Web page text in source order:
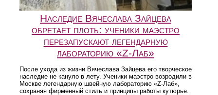
Наследие Вячеслава Зайцева
обретает плоть: ученики маэстро
перезапускают легендарную
лабораторию «Z-Лаб»
После ухода из жизни Вячеслава Зайцева его творческое
наследие не кануло в лету. Ученики маэстро возродили в
Москве легендарную швейную лабораторию «Z-Лаб»,
сохраняя фирменный стиль и принципы работы кутюрье.